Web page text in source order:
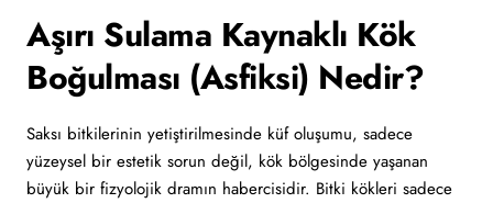
Aşırı Sulama Kaynaklı Kök
Boğulması (Asfiksi) Nedir?
Saksı bitkilerinin yetiştirilmesinde küf oluşumu, sadece
yüzeysel bir estetik sorun değil, kök bölgesinde yaşanan
büyük bir fizyolojik dramın habercisidir. Bitki kökleri sadece